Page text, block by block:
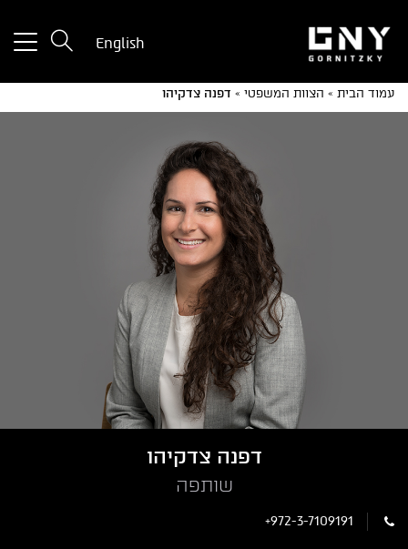
English
עמוד הבית » הצוות המשפטי » דפנה צדקיהו
דפנה צדקיהו
שותפה
+972-3-7109191